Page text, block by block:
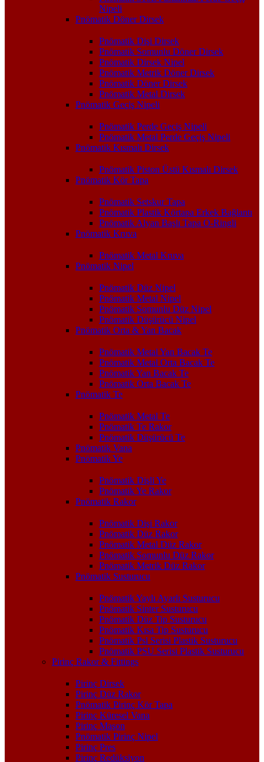
Nipeli
Pnömatik Döner Dirsek
Pnömatik Dişi Dirsek
Pnömatik Somunlu Döner Dirsek
Pnömatik Dirsek Nipel
Pnömatik Metrik Döner Dirsek
Pnömatik Döner Dirsek
Pnömatik Metal Dirsek
Pnömatik Geçiş Nipeli
Pnömatik Perde Geçiş Nipeli
Pnömatik Metal Perde Geçiş Nipeli
Pnömatik Kısmalı Dirsek
Pnömatik Piston Üstü Kısmalı Dirsek
Pnömatik Kör Tapa
Pnömatik Setskur Tapa
Pnömatik Plastik Körtapa Erkek Bağlantı
Pnömatik Alyan Başlı Tapa O-Ringli
Pnömatik Kruva
Pnömatik Metal Kruva
Pnömatik Nipel
Pnömatik Düz Nipel
Pnömatik Metal Nipel
Pnömatik Somunlu Düz Nipel
Pnömatik Düşürücü Nipel
Pnömatik Orta & Yan Bacak
Pnömatik Metal Yan Bacak Te
Pnömatik Metal Orta Bacak Te
Pnömatik Yan Bacak Te
Pnömatik Orta Bacak Te
Pnömatik Te
Pnömatik Metal Te
Pnömatik Te Rakor
Pnömatik Düşürücü Te
Pnömatik Vana
Pnömatik Ye
Pnömatik Dişli Ye
Pnömatik Ye Rakor
Pnömatik Rakor
Pnömatik Dişi Rakor
Pnömatik Düz Rakor
Pnömatik Metal Düz Rakor
Pnömatik Somunlu Düz Rakor
Pnömatik Metrik Düz Rakor
Pnömatik Susturucu
Pnömatik Yaylı Ayarlı Susturucu
Pnömatik Sinter Susturucu
Pnömatik Düz Tip Susturucu
Pnömatik Kısa Tip Susturucu
Pnömatik Psl Serisi Plastik Susturucu
Pnömatik PSU Serisi Plastik Susturucu
Pirinç Rakor & Fittings
Pirinç Dirsek
Pirinç Düz Rakor
Pnömatik Pirinç Kör Tapa
Pirinç Küresel Vana
Pirinç Maşon
Pnömatik Pirinç Nipel
Pirinç Pres
Pirinç Redüksiyon